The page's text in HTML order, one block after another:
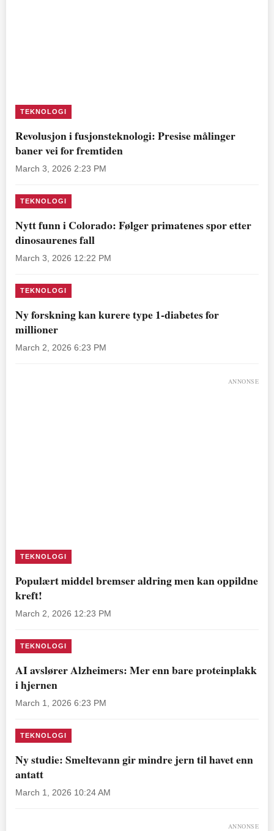
TEKNOLOGI
Revolusjon i fusjonsteknologi: Presise målinger
baner vei for fremtiden
March 3, 2026 2:23 PM
TEKNOLOGI
Nytt funn i Colorado: Følger primatenes spor etter
dinosaurenes fall
March 3, 2026 12:22 PM
TEKNOLOGI
Ny forskning kan kurere type 1-diabetes for
millioner
March 2, 2026 6:23 PM
ANNONSE
TEKNOLOGI
Populært middel bremser aldring men kan oppildne
kreft!
March 2, 2026 12:23 PM
TEKNOLOGI
AI avslører Alzheimers: Mer enn bare proteinplakk
i hjernen
March 1, 2026 6:23 PM
TEKNOLOGI
Ny studie: Smeltevann gir mindre jern til havet enn
antatt
March 1, 2026 10:24 AM
ANNONSE